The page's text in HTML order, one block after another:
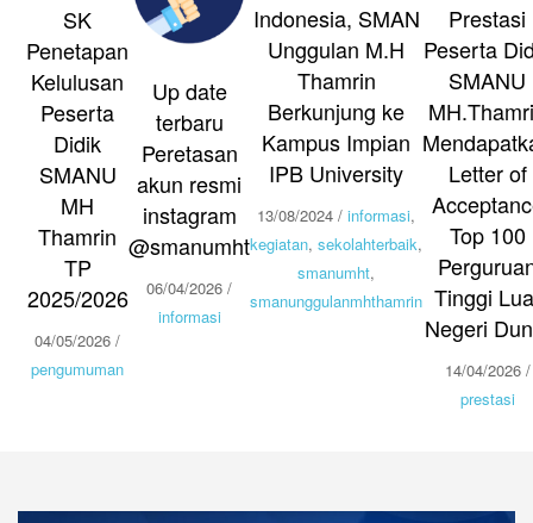
SK
Penetapan
Kelulusan
Peserta
Didik
SMANU
MH
Thamrin
TP
2025/2026
04/05/2026 /
pengumuman
Up date
terbaru
Peretasan
akun resmi
instagram
@smanumht
06/04/2026 /
informasi
Indonesia, SMAN
Unggulan M.H
Thamrin
Berkunjung ke
Kampus Impian
IPB University
13/08/2024 /informasi,
kegiatan,sekolahterbaik,
smanumht,
smanunggulanmhthamrin
Prestasi
Peserta
SMANU
Letter of
Top 100
Tinggi
Negeri
14/04/2026/
prestasi